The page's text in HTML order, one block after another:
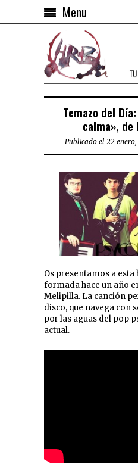
Menu
Temazo del
calma», de
Publicado el 22 enero,
Os presentamos a esta
formada hace un año
Melipilla. La canción
disco, que navega con
por las aguas del pop
actual.